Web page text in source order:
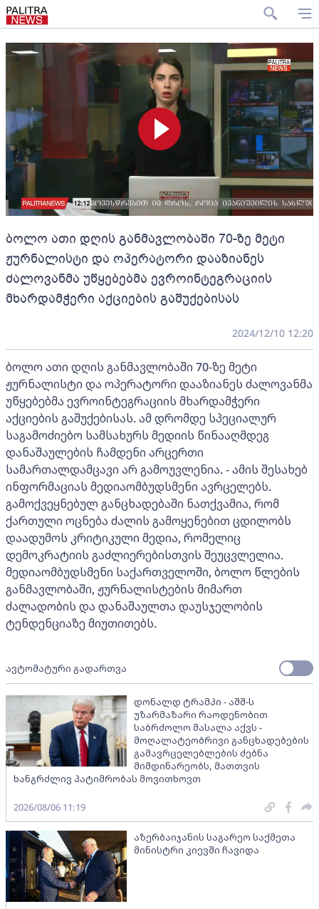
ბოლო ათი დღის განმავლობაში 70-ზე მეტი
ჟურნალისტი და ოპერატორი დააზიანეს
ძალოვანმა უწყებებმა ევროინტეგრაციის
მხარდამჭერი აქციების გაშუქებისას
2024/12/10 12:20
ბოლო ათი დღის განმავლობაში 70-ზე მეტი
ჟურნალისტი და ოპერატორი დააზიანეს ძალოვანმა
უწყებებმა ევროინტეგრაციის მხარდამჭერი
აქციების გაშუქებისას. ამ დრომდე სპეციალურ
საგამოძიებო სამსახურს მედიის წინააღმდეგ
დანაშაულების ჩამდენი არცერთი
სამართალდამცავი არ გამოუვლენია. - ამის შესახებ
ინფორმაციას მედიაომბუდსმენი ავრცელებს.
გამოქვეყნებულ განცხადებაში ნათქვამია, რომ
ქართული ოცნება ძალის გამოყენებით ცდილობს
დაადუმოს კრიტიკული მედია, რომელიც
დემოკრატიის გაძლიერებისთვის შეუცვლელია.
მედიაომბუდსმენი საქართველოში, ბოლო წლების
განმავლობაში, ჟურნალისტების მიმართ
ძალადობის და დანაშაულთა დაუსჯელობის
ტენდენციაზე მიუთითებს.
ავტომატური გადართვა
დონალდ ტრამპი - აშშ-ს
უზარმაზარი რაოდენობით
საბრძოლო მასალა აქვს -
მოღალატეობრივი განცხადებების
გამავრცელებლების ძებნა
მიმდინარეობს, მათთვის
ხანგრძლივ პატიმრობას მოვითხოვთ
2026/08/06 11:19
აზერბაიჯანის საგარეო საქმეთა
მინისტრი კიევში ჩავიდა